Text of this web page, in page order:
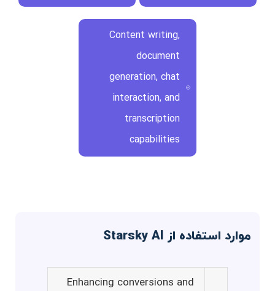
Content writing,
document
generation, chat
interaction, and
transcription
capabilities
موارد استفاده از Starsky AI
Enhancing conversions and